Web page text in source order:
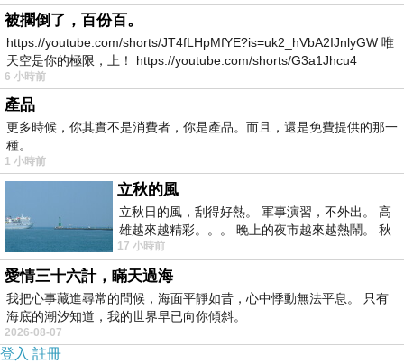
被擱倒了，百份百。
https://youtube.com/shorts/JT4fLHpMfYE?is=uk2_hVbA2IJnlyGW 唯
天空是你的極限，上！ https://youtube.com/shorts/G3a1Jhcu4
6 小時前
產品
更多時候，你其實不是消費者，你是產品。而且，還是免費提供的那一
種。
1 小時前
立秋的風
立秋日的風，刮得好熱。 軍事演習，不外出。 高
雄越來越精彩。。。 晚上的夜市越來越熱鬧。 秋
天的風刮得很熱 夜遊消暑熱。。。
17 小時前
愛情三十六計，瞞天過海
我把心事藏進尋常的問候，海面平靜如昔，心中悸動無法平息。 只有
海底的潮汐知道，我的世界早已向你傾斜。
2026-08-07
登入 註冊